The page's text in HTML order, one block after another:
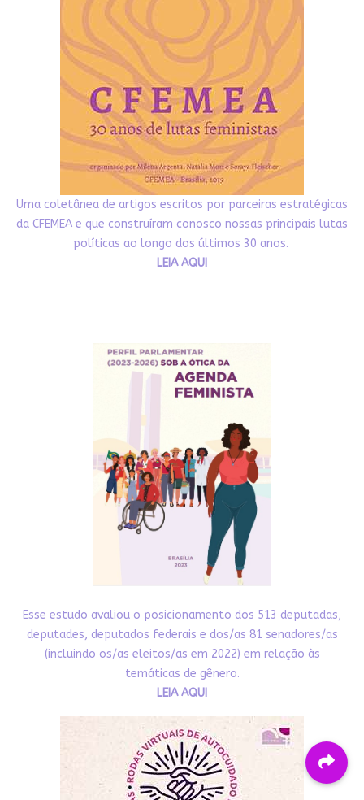
Uma coletânea de artigos escritos por parceiras estratégicas
da CFEMEA e que construíram conosco nossas principais lutas
políticas ao longo dos últimos 30 anos.
LEIA AQUI
Esse estudo avaliou o posicionamento dos 513 deputadas,
deputades, deputados federais e dos/as 81 senadores/as
(incluindo os/as eleitos/as em 2022) em relação às
temáticas de gênero.
LEIA AQUI